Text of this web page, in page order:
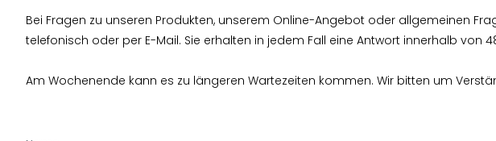
Bei Fragen zu unseren Produkten, unserem Online-Angebot oder allgemeinen
telefonisch oder per E-Mail. Sie erhalten in jedem Fall eine Antwort innerhalb von
Am Wochenende kann es zu längeren Wartezeiten kommen. Wir bitten um